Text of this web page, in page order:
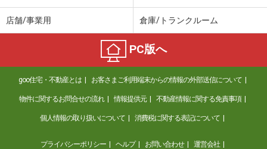
店舗/事業用 倉庫/トランクルーム
PC版へ
goo住宅・不動産とは お客さまご利用端末からの情報の外部送信について
物件に関するお問合せの流れ 情報提供元 不動産情報に関する免責事項
個人情報の取り扱いについて 消費税に関する表記について
プライバシーポリシー ヘルプ お問い合わせ 運営会社